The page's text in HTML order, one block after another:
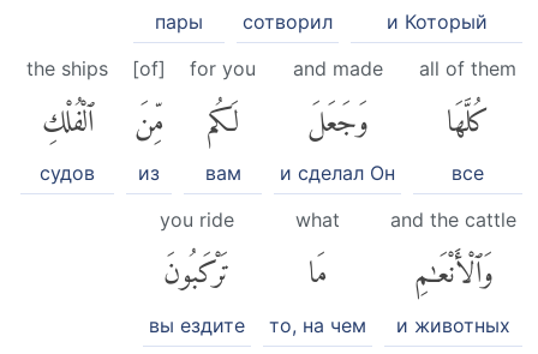
и Который
сотворил
пары
all of them
كُلَّهَا
все
and made
وَجَعَلَ
и сделал Он
for you
لَكُم
вам
[of]
مِّنَ
из
the ships
ٱلْفُلْكِ
судов
and the cattle
وَٱلْأَنْعَٰمِ
и животных
what
مَا
то, на чем
you ride
تَرْكَبُونَ
вы ездите